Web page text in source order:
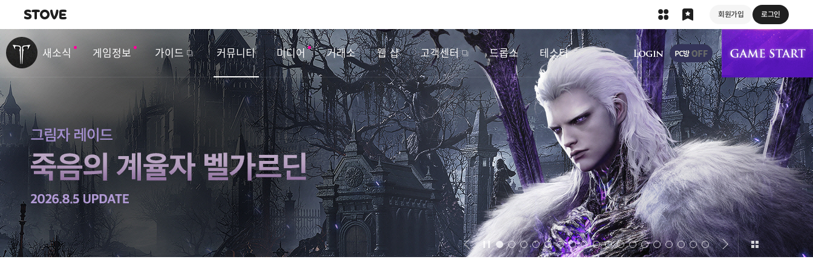
회원가입 로그인
내비게이션
새소식 게임정보 가이드 커뮤니티 미디어 거래소 웹 샵 고객센터 드롭스 테스터
상단 메뉴
벤
트
&
업
데
이
트